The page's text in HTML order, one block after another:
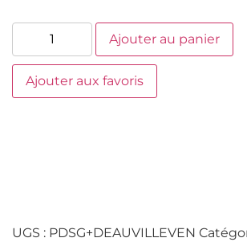
Ajouter au panier
Ajouter aux favoris
UGS : PDSG+DEAUVILLEVEN